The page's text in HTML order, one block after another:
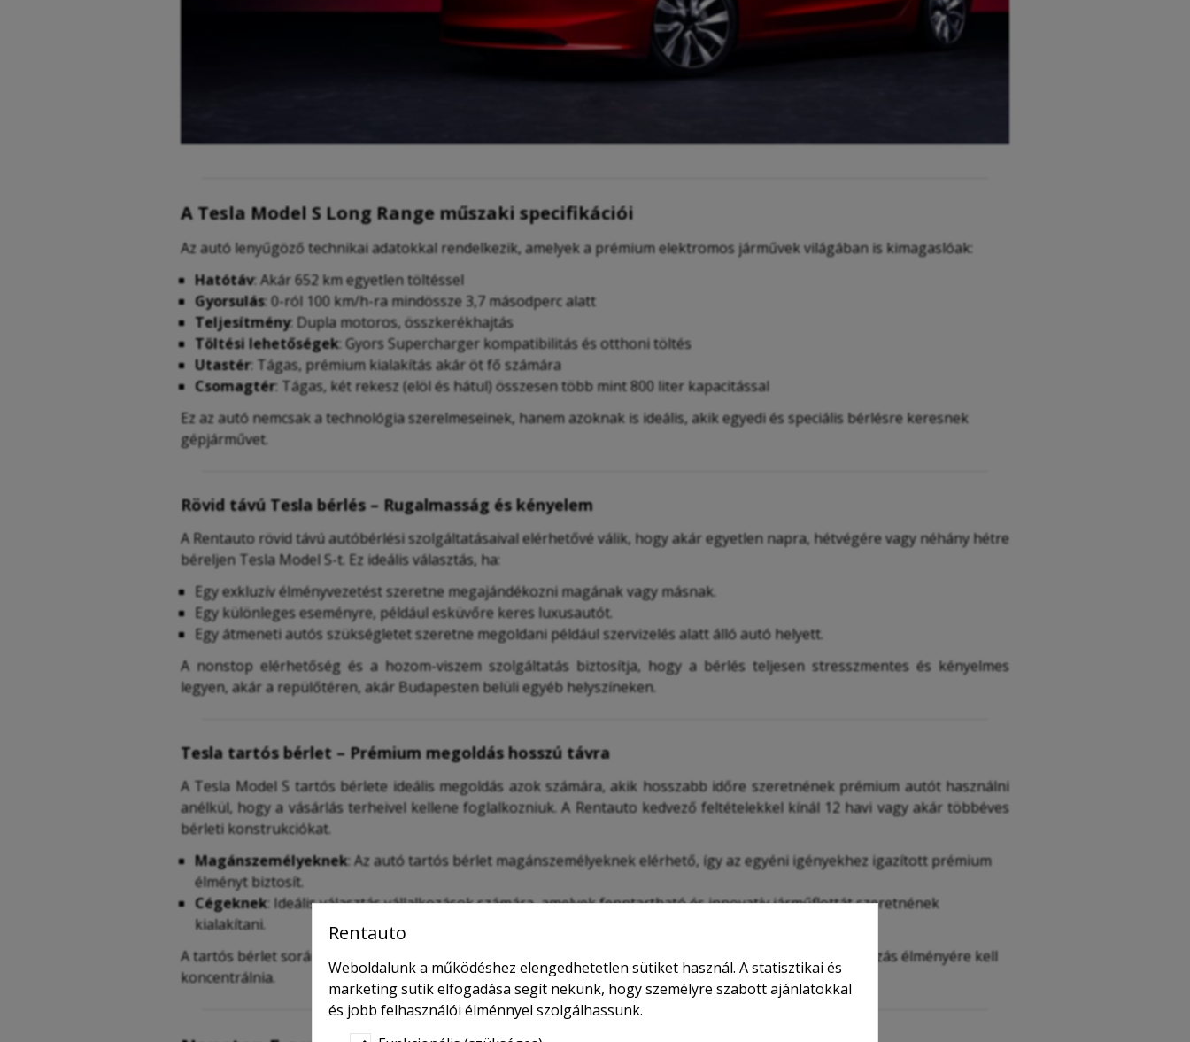
A Tesla Model S Long Range műszaki specifikációi
Az autó lenyűgöző technikai adatokkal rendelkezik, amelyek a prémium elektromos járművek világában is kimagaslóak:
Hatótáv: Akár 652 km egyetlen töltéssel
Gyorsulás: 0-ról 100 km/h-ra mindössze 3,7 másodperc alatt
Teljesítmény: Dupla motoros, összkerékhajtás
Töltési lehetőségek: Gyors Supercharger kompatibilitás és otthoni töltés
Utastér: Tágas, prémium kialakítás akár öt fő számára
Csomagtér: Tágas, két rekesz (elöl és hátul) összesen több mint 800 liter kapacitással
Ez az autó nemcsak a technológia szerelmeseinek, hanem azoknak is ideális, akik egyedi és speciális bérlésre keresnek
gépjárművet.
Rövid távú Tesla bérlés – Rugalmasság és kényelem
A Rentauto rövid távú autóbérlési szolgáltatásaival elérhetővé válik, hogy akár egyetlen napra, hétvégére vagy néhány hétre
béreljen Tesla Model S-t. Ez ideális választás, ha:
Egy exkluzív élményvezetést szeretne megajándékozni magának vagy másnak.
Egy különleges eseményre, például esküvőre keres luxusautót.
Egy átmeneti autós szükségletet szeretne megoldani például szervizelés alatt álló autó helyett.
A nonstop elérhetőség és a hozom-viszem szolgáltatás biztosítja, hogy a bérlés teljesen stresszmentes és kényelmes
legyen, akár a repülőtéren, akár Budapesten belüli egyéb helyszíneken.
Tesla tartós bérlet – Prémium megoldás hosszú távra
A Tesla Model S tartós bérlete ideális megoldás azok számára, akik hosszabb időre szeretnének prémium autót használni
anélkül, hogy a vásárlás terheivel kellene foglalkozniuk. A Rentauto kedvező feltételekkel kínál 12 havi vagy akár többéves
bérleti konstrukciókat.
Magánszemélyeknek: Az autó tartós bérlet magánszemélyeknek elérhető, így az egyéni igényekhez igazított prémium
élményt biztosít.
Cégeknek: Ideális választás vállalkozások számára, amelyek fenntartható és innovatív járműflottát szeretnének
kialakítani.
A tartós bérlet során az autó karbantartása és szervizelése is a szolgáltatás része, így Önnek csak az utazás élményére kell
koncentrálnia.
Rentauto
Weboldalunk a működéshez elengedhetetlen sütiket használ. A statisztikai és
marketing sütik elfogadása segít nekünk, hogy személyre szabott ajánlatokkal
és jobb felhasználói élménnyel szolgálhassunk.